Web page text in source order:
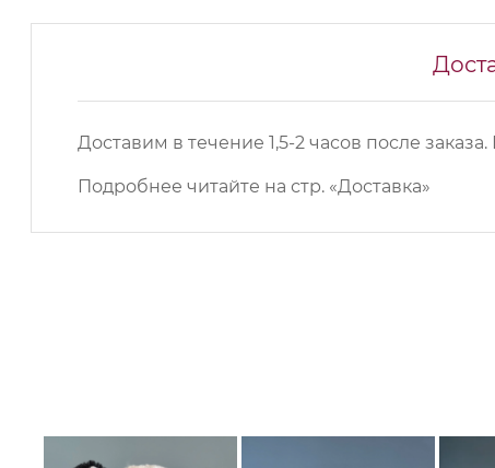
Доставим в течение 1,5-2 часов после заказа.
Подробнее читайте на стр. «Доставка»